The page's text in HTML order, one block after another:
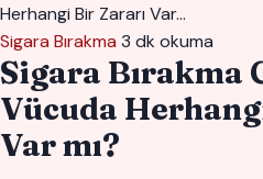
Herhangi Bir Zararı Var…
Sigara Bırakma 3 dk okuma
Sigara Bırakma
Vücuda
Var mı?